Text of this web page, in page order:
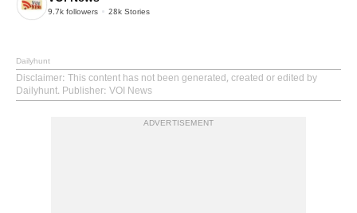
9.7k followers 28k Stories
Dailyhunt
Disclaimer: This content has not been generated, created or edited by
Dailyhunt. Publisher: VOI News
ADVERTISEMENT